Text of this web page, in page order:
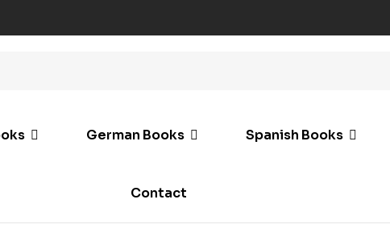
German Books Spanish Books
Contact